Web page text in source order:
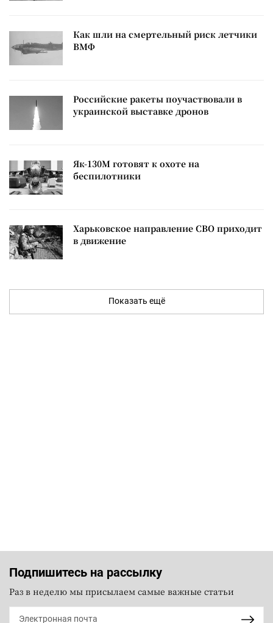
Как шли на смертельный риск летчики
ВМФ
Российские ракеты поучаствовали в
украинской выставке дронов
Як-130М готовят к охоте на
беспилотники
Харьковское направление СВО приходит
в движение
Показать ещё
Подпишитесь на рассылку
Раз в неделю мы присылаем самые важные статьи